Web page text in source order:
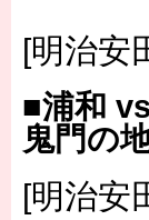
[明治安
■浦和
鬼門の
[明治安